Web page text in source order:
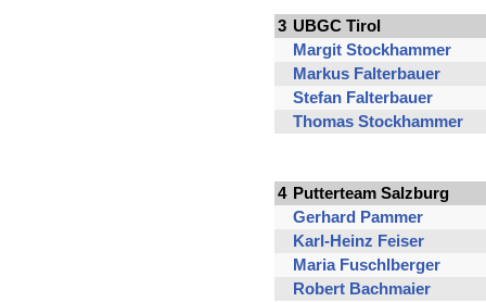
3 UBGC Tirol
Margit Stockhammer
Markus Falterbauer
Stefan Falterbauer
Thomas Stockhammer
4 Putterteam Salzburg
Gerhard Pammer
Karl-Heinz Feiser
Maria Fuschlberger
Robert Bachmaier